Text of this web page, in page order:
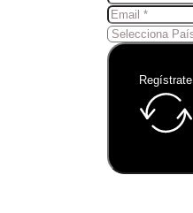
Regístrate